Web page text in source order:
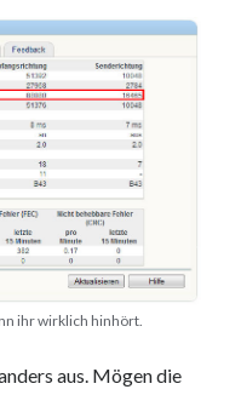
ihr wirklich hinhört.
aus. Mögen die